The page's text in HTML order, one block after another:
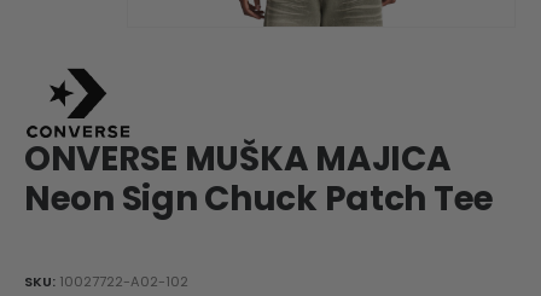
ONVERSE MUŠKA MAJICA
Neon Sign Chuck Patch Tee
SKU: 10027722-A02-102